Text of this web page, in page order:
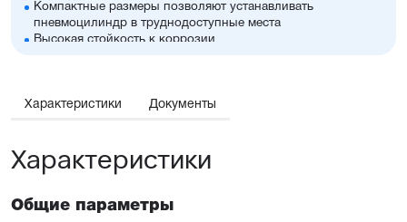
Компактные размеры позволяют устанавливать
пневмоцилиндр в труднодоступные места
Высокая стойкость к коррозии
принадлежностей, включая антиприворотную
Отличительные черты:
Простая установка датчиков положения с любой из
Характеристики Документы
Характеристики
Общие параметры